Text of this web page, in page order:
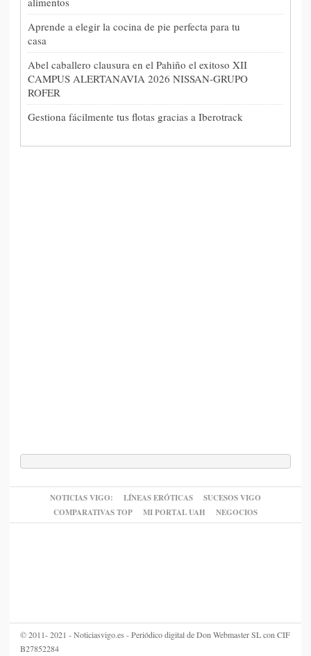
Aprende a elegir la cocina de pie perfecta para tu
casa
Abel caballero clausura en el Pahiño el exitoso XII
CAMPUS ALERTANAVIA 2026 NISSAN-GRUPO
ROFER
Gestiona fácilmente tus flotas gracias a Iberotrack
NOTICIAS VIGO: LÍNEAS ERÓTICAS
SUCESOS VIGO
COMPARATIVAS TOP
MI PORTAL UAH NEGOCIOS
© 2011- 2021 - Noticiasvigo.es - Periódico digital de Don Webmaster SL con CIF
B27852284